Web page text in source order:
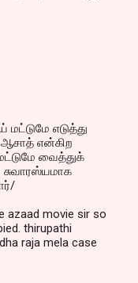
எடுத்து
என்கிற
வைத்துக்
azaad movie sir so
thirupathi
raja mela case